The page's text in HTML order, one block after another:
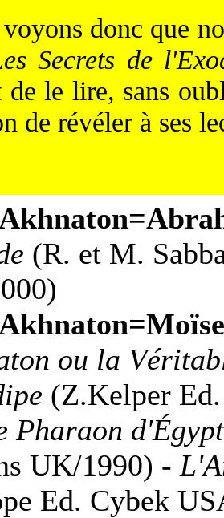
donc que
Secrets de
de le lire, sans
de révéler à ses
(R. et M.
ou la
(Z.Kelper
Pharaon
UK/1990) -
Ed. Cybek